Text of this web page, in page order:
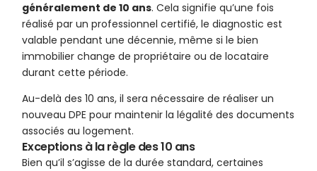
généralement de 10 ans. Cela signifie qu’une fois
réalisé par un professionnel certifié, le diagnostic est
valable pendant une décennie, même si le bien
immobilier change de propriétaire ou de locataire
durant cette période.
Au-delà des 10 ans, il sera nécessaire de réaliser un
nouveau DPE pour maintenir la légalité des documents
associés au logement.
Exceptions à la règle des 10 ans
Bien qu’il s’agisse de la durée standard, certaines